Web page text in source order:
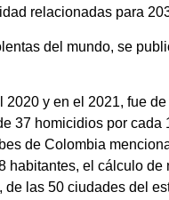
relacionadas para
del mundo, se
y en el 2021, fue
37 homicidios por
de Colombia
el cálculo
las 50 ciudades del